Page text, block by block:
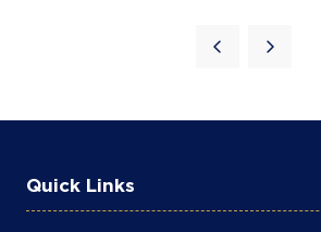
Quick Links